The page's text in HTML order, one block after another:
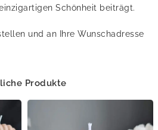
Schönheit beiträgt.
und an Ihre Wunschadresse
Produkte